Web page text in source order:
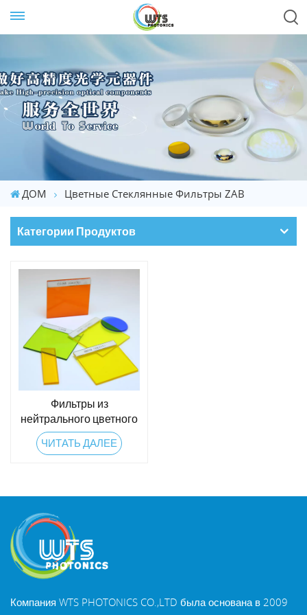
ДОМ Цветные Стеклянные Фильтры ZAB
Категории Продуктов
Фильтры из
нейтрального цветного
стекла
ЧИТАТЬ ДАЛЕЕ
Компания WTS PHOTONICS CO.,LTD была основана в 2009